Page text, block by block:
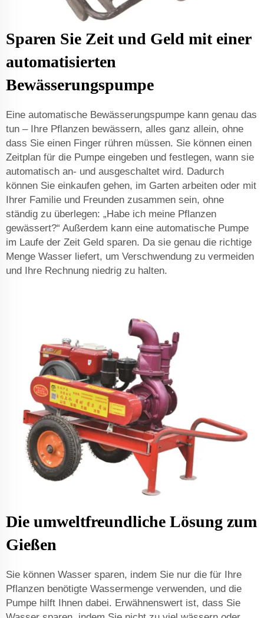
Sparen Sie Zeit und Geld mit einer
automatisierten
Bewässerungspumpe
Eine automatische Bewässerungspumpe kann genau das
tun – Ihre Pflanzen bewässern, alles ganz allein, ohne
dass Sie einen Finger rühren müssen. Sie können einen
Zeitplan für die Pumpe eingeben und festlegen, wann sie
automatisch an- und ausgeschaltet wird. Dadurch
können Sie einkaufen gehen, im Garten arbeiten oder mit
Ihrer Familie und Freunden zusammen sein, ohne
ständig zu überlegen: „Habe ich meine Pflanzen
gewässert?“ Außerdem kann eine automatische Pumpe
im Laufe der Zeit Geld sparen. Da sie genau die richtige
Menge Wasser liefert, um Verschwendung zu vermeiden
und Ihre Rechnung niedrig zu halten.
Die umweltfreundliche Lösung zum
Gießen
Sie können Wasser sparen, indem Sie nur die für Ihre
Pflanzen benötigte Wassermenge verwenden, und die
Pumpe hilft Ihnen dabei. Erwähnenswert ist, dass Sie